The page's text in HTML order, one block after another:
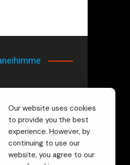
Our website uses cookies
to provide you the best
experience. However, by
continuing to use our
website, you agree to our